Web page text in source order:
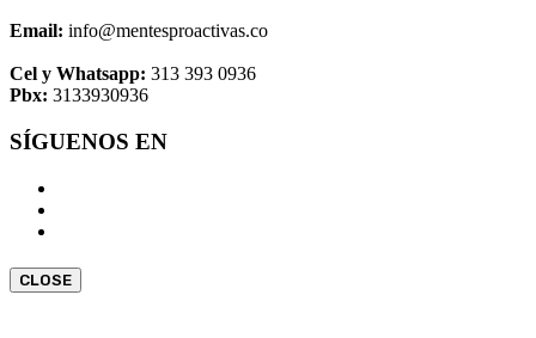
Email: info@mentesproactivas.co
Cel y Whatsapp: 313 393 0936
Pbx: 3133930936
SÍGUENOS EN
CLOSE